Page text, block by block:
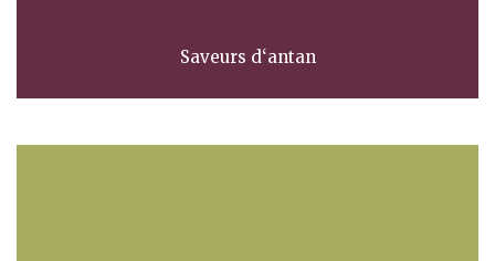
Saveurs d‘antan